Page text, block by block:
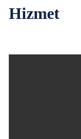
Hizmet